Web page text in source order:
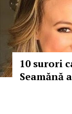
10 surori
Seamănă